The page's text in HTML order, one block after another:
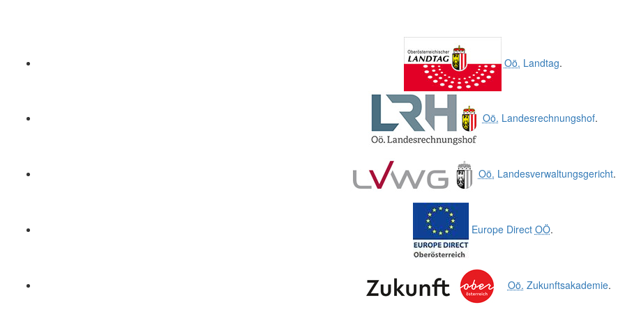
Oö. Landtag.
Oö. Landesrechnungshof.
Oö. Landesverwaltungsgericht.
Europe Direct OÖ.
Oö. Zukunftsakademie.